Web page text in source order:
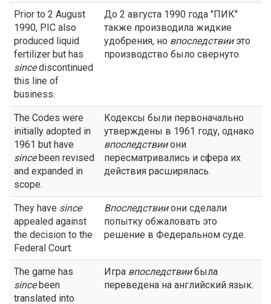
Prior to 2 August
1990, PIC also
produced liquid
fertilizer but has
sincediscontinued
this line of
business.
До 2 августа 1990 года "ПИК"
также производила жидкие
удобрения, но впоследствииэто
производство было свернуто.
The Codes were
initially adopted in
1961 but have
sincebeen revised
and expanded in
scope.
Кодексы были первоначально
утверждены в 1961 году, однако
впоследствииони
пересматривались и сфера их
действия расширялась.
They have since
appealed against
the decision to the
Federal Court.
Впоследствииони сделали
попытку обжаловать это
решение в Федеральном суде.
The game has
sincebeen
translated into
Игра впоследствиибыла
переведена на английский язык.